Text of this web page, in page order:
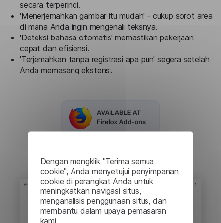
Dengan mengklik "Terima semua
cookie", Anda menyetujui penyimpanan
cookie di perangkat Anda untuk
meningkatkan navigasi situs,
menganalisis penggunaan situs, dan
membantu dalam upaya pemasaran
kami.
secara terperinci.
'Menerjemahkan gambar itu mudah' - cukup sorot area
di mana Anda ingin mengenali teksnya.
'Deteksi bahasa otomatis' memastikan pekerjaan
cepat dan efisiensi.
'Terjemahkan tanpa registrasi apa pun' segera setelah
Anda memasang ekstensi.